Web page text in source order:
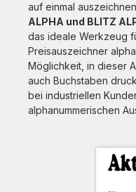
auf einmal
ALPHA und BLITZ
das ideale Werkzeug
Preisauszeichner
Möglichkeit, in dieser
auch Buchstaben
bei industriellen
alphanummerischen